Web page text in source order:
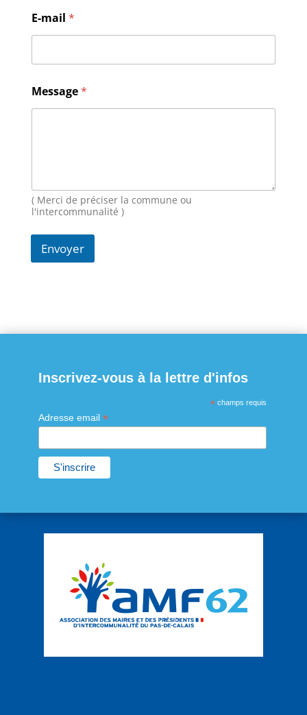
E-mail *
e
s
m
E
m
i
Message*
( Merci de préciser la commune ou
l'intercommunalité )
Envoyer
Inscrivez-vous à la lettre d'infos
* champs requis
Adresse email *